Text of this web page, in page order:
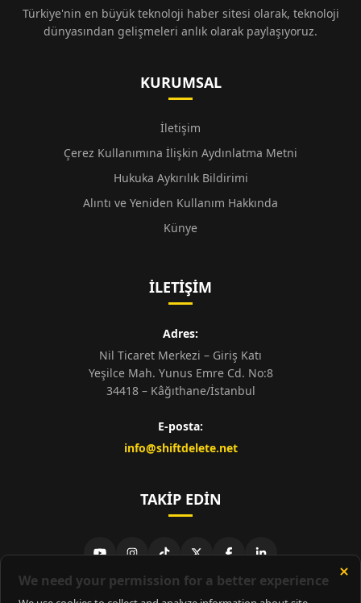
Türkiye'nin en büyük teknoloji haber sitesi olarak, teknoloji
dünyasından gelişmeleri anlık olarak paylaşıyoruz.
KURUMSAL
İletişim
Çerez Kullanımına İlişkin Aydınlatma Metni
Hukuka Aykırılık Bildirimi
Alıntı ve Yeniden Kullanım Hakkında
Künye
İLETIŞIM
Adres:
Nil Ticaret Merkezi – Giriş Katı
Yeşilce Mah. Yunus Emre Cd. No:8
34418 – Kâğıthane/İstanbul
E-posta:
info@shiftdelete.net
TAKIP EDIN